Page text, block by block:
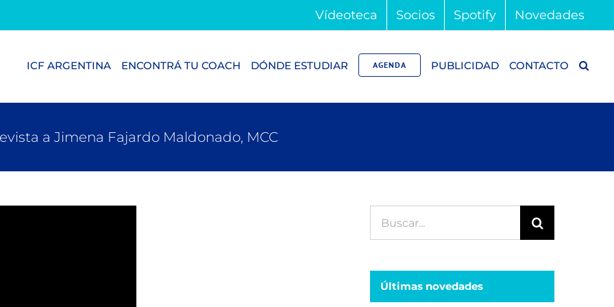
Vídeoteca Socios Spotify Novedades
ICF ARGENTINA ENCONTRÁ TU COACH DÓNDE ESTUDIAR AGENDA PUBLICIDAD CONTACTO
a Jimena Fajardo Maldonado, MCC
Últimas novedades